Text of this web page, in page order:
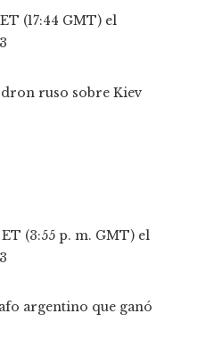
(17:44 GMT) el
(3:55 p. m. GMT) el